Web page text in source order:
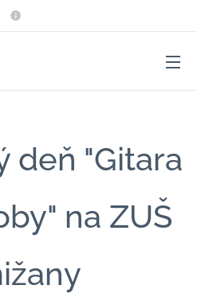
deň "Gitara
na ZUŠ